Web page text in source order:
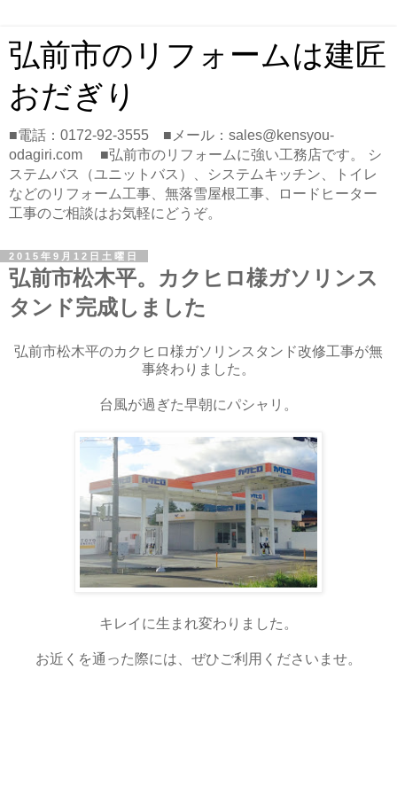
弘前市のリフォームは建匠
おだぎり
■電話：0172-92-3555 ■メール：sales@kensyou-
odagiri.com ■弘前市のリフォームに強い工務店です。 シ
ステムバス（ユニットバス）、システムキッチン、トイレ
などのリフォーム工事、無落雪屋根工事、ロードヒーター
工事のご相談はお気軽にどうぞ。
2015年9月12日土曜日
弘前市松木平。カクヒロ様ガソリンス
タンド完成しました
弘前市松木平のカクヒロ様ガソリンスタンド改修工事が無
事終わりました。
台風が過ぎた早朝にパシャリ。
キレイに生まれ変わりました。
お近くを通った際には、ぜひご利用くださいませ。